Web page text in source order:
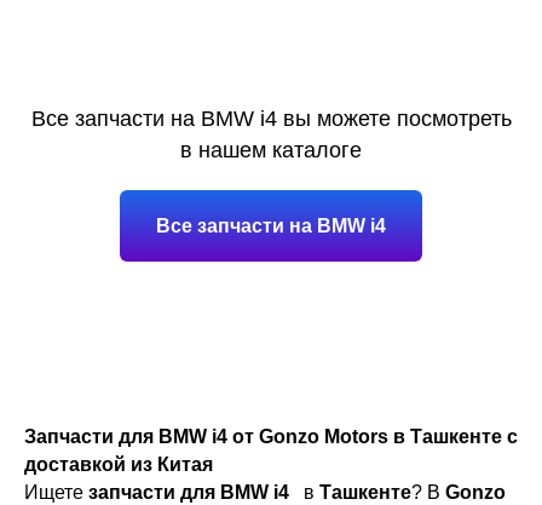
Все запчасти на BMW i4 вы можете посмотреть
в нашем каталоге
Все запчасти на BMW i4
Запчасти для BMW i4 от Gonzo Motors в Ташкенте с
доставкой из Китая
Ищете запчасти для BMW i4 в Ташкенте? В Gonzo